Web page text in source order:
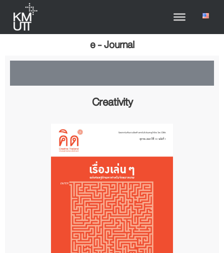
e - Journal
Creativity